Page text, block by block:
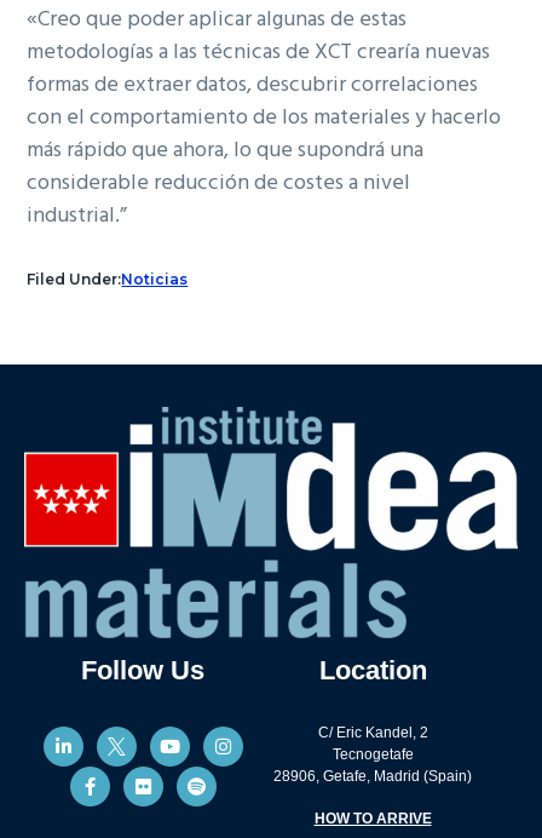
«Creo que poder aplicar algunas de estas
metodologías a las técnicas de XCT crearía nuevas
formas de extraer datos, descubrir correlaciones
con el comportamiento de los materiales y hacerlo
más rápido que ahora, lo que supondrá una
considerable reducción de costes a nivel
industrial.”
Filed Under:Noticias
Follow Us Location
C/ Eric Kandel, 2
Tecnogetafe
28906, Getafe, Madrid (Spain)
HOW TO ARRIVE